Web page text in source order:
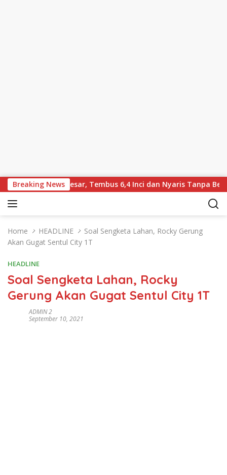
Breaking News
Lebih Besar, Tembus 6,4 Inci dan Nyaris Tanpa Bezel
Home HEADLINE
Soal Sengketa Lahan, Rocky Gerung
Akan Gugat Sentul City 1T
HEADLINE
Soal Sengketa Lahan, Rocky
Gerung Akan Gugat Sentul City 1T
ADMIN 2
September 10, 2021